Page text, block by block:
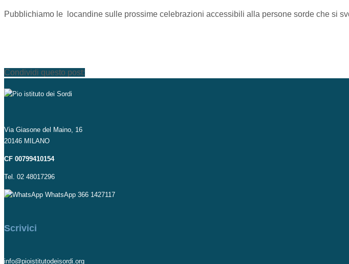
Pubblichiamo le locandine sulle prossime celebrazioni accessibili alla persone sorde che si
Condividi questo post:
Via Giasone del Maino, 16
20146 MILANO
CF 00799410154
Tel. 02 48017296
WhatsApp 366 1427117
Scrivici
info@pioistitutodeisordi.org